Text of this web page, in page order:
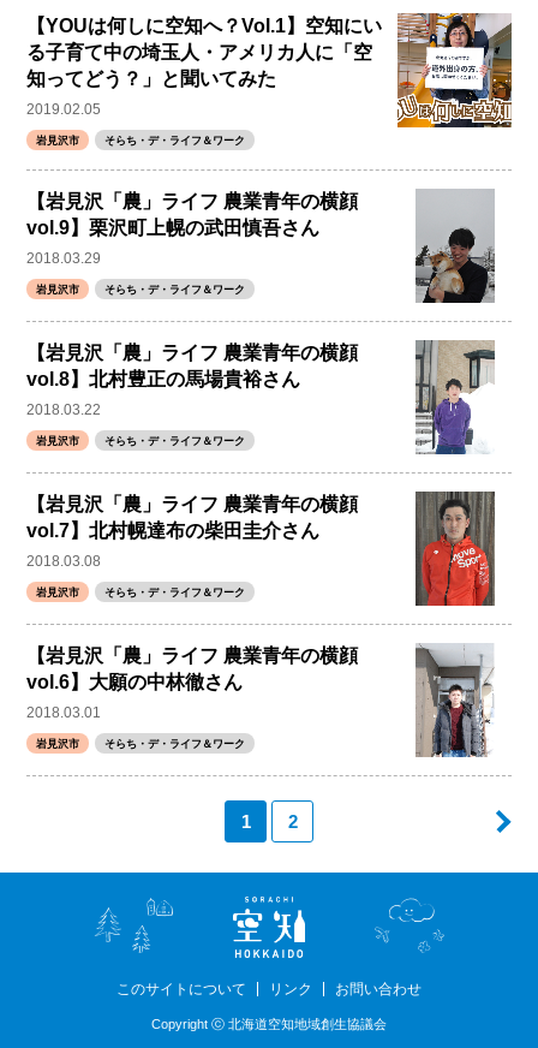
【YOUは何しに空知へ？Vol.1】空知にい
る子育て中の埼玉人・アメリカ人に「空
知ってどう？」と聞いてみた
2019.02.05
岩見沢市 そらち・デ・ライフ＆ワーク
【岩見沢「農」ライフ 農業青年の横顔
vol.9】栗沢町上幌の武田慎吾さん
2018.03.29
岩見沢市 そらち・デ・ライフ＆ワーク
【岩見沢「農」ライフ 農業青年の横顔
vol.8】北村豊正の馬場貴裕さん
2018.03.22
岩見沢市 そらち・デ・ライフ＆ワーク
【岩見沢「農」ライフ 農業青年の横顔
vol.7】北村幌達布の柴田圭介さん
2018.03.08
岩見沢市 そらち・デ・ライフ＆ワーク
【岩見沢「農」ライフ 農業青年の横顔
vol.6】大願の中林徹さん
2018.03.01
岩見沢市 そらち・デ・ライフ＆ワーク
1 2
このサイトについて リンク お問い合わせ
Copyright ⓒ 北海道空知地域創生協議会